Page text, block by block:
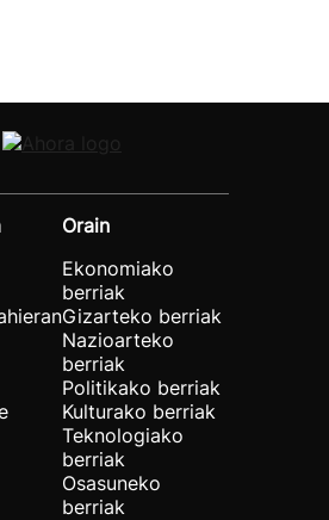
Orain
Ekonomiako
berriak
Gizarteko berriak
Nazioarteko
berriak
Politikako berriak
Kulturako berriak
Teknologiako
berriak
Osasuneko
berriak